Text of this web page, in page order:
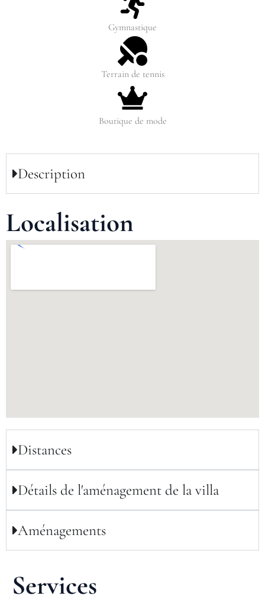
Gymnastique
Terrain de tennis
Boutique de mode
Description
Localisation
Distances
Détails de l'aménagement de la villa
Aménagements
Services